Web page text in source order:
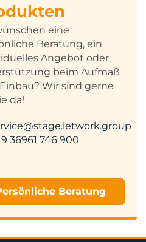
eine
Beratung, ein
Angebot oder
beim Aufmaß
Wir sind gerne
da!
36961 746 900
Beratung